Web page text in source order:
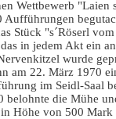
Wettbewerb "Laien
Aufführungen
Stück "s´Röserl
in jedem Akt ein
wurde
am 22. März 1970
im Seidl-Saal
die Mühe
Höhe von 500 Mark